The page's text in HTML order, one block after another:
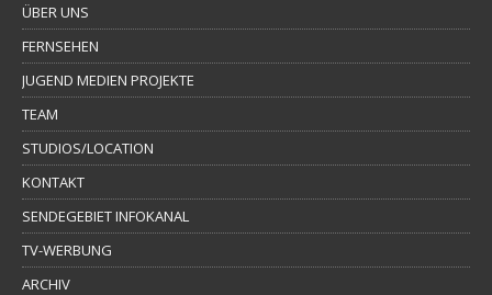
ÜBER UNS
FERNSEHEN
JUGEND MEDIEN PROJEKTE
TEAM
STUDIOS/LOCATION
KONTAKT
SENDEGEBIET INFOKANAL
TV-WERBUNG
ARCHIV